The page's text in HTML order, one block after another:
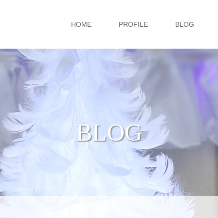
HOME PROFILE BLOG
BLOG